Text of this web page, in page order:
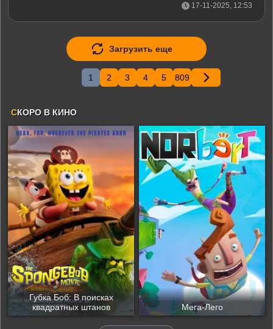
17-11-2025, 12:53
Загрузить еще
1 2 3 4 5 809
СКОРО В КИНО
Губка Боб: В поисках
квадратных штанов
Мега-Лего